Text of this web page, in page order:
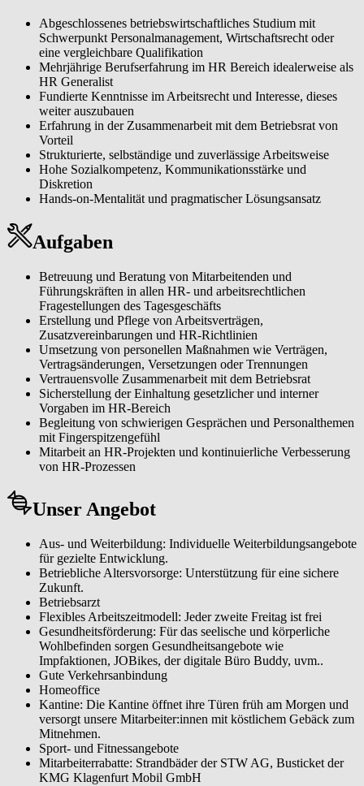
Abgeschlossenes betriebswirtschaftliches Studium mit
Schwerpunkt Personalmanagement, Wirtschaftsrecht oder
eine vergleichbare Qualifikation
Mehrjährige Berufserfahrung im HR Bereich idealerweise als
HR Generalist
Fundierte Kenntnisse im Arbeitsrecht und Interesse, dieses
weiter auszubauen
Erfahrung in der Zusammenarbeit mit dem Betriebsrat von
Vorteil
Strukturierte, selbständige und zuverlässige Arbeitsweise
Hohe Sozialkompetenz, Kommunikationsstärke und
Diskretion
Hands-on-Mentalität und pragmatischer Lösungsansatz
Aufgaben
Betreuung und Beratung von Mitarbeitenden und
Führungskräften in allen HR- und arbeitsrechtlichen
Fragestellungen des Tagesgeschäfts
Erstellung und Pflege von Arbeitsverträgen,
Zusatzvereinbarungen und HR-Richtlinien
Umsetzung von personellen Maßnahmen wie Verträgen,
Vertragsänderungen, Versetzungen oder Trennungen
Vertrauensvolle Zusammenarbeit mit dem Betriebsrat
Sicherstellung der Einhaltung gesetzlicher und interner
Vorgaben im HR-Bereich
Begleitung von schwierigen Gesprächen und Personalthemen
mit Fingerspitzengefühl
Mitarbeit an HR-Projekten und kontinuierliche Verbesserung
von HR-Prozessen
Unser Angebot
Aus- und Weiterbildung: Individuelle Weiterbildungsangebote
für gezielte Entwicklung.
Betriebliche Altersvorsorge: Unterstützung für eine sichere
Zukunft.
Betriebsarzt
Flexibles Arbeitszeitmodell: Jeder zweite Freitag ist frei
Gesundheitsförderung: Für das seelische und körperliche
Wohlbefinden sorgen Gesundheitsangebote wie
Impfaktionen, JOBikes, der digitale Büro Buddy, uvm..
Gute Verkehrsanbindung
Homeoffice
Kantine: Die Kantine öffnet ihre Türen früh am Morgen und
versorgt unsere Mitarbeiter:innen mit köstlichem Gebäck zum
Mitnehmen.
Sport- und Fitnessangebote
Mitarbeiterrabatte: Strandbäder der STW AG, Busticket der
KMG Klagenfurt Mobil GmbH